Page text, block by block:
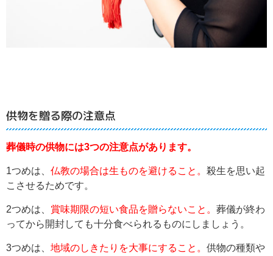
供物を贈る際の注意点
葬儀時の供物には3つの注意点があります。
1つめは、 仏教の場合は生ものを避けること。 殺生を思い起
こさせるためです。
2つめは、 賞味期限の短い食品を贈らないこと。 葬儀が終わ
ってから開封しても十分食べられるものにしましょう。
3つめは、 地域のしきたりを大事にすること。 供物の種類や